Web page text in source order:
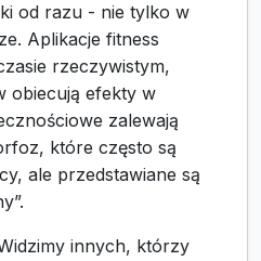
od razu - nie tylko w
Aplikacje fitness
rzeczywistym,
obiecują efekty w
zalewają
które często są
ale przedstawiane są
innych, którzy